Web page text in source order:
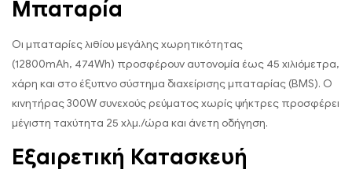
Μπαταρία
Οι μπαταρίες λιθίου μεγάλης χωρητικότητας
(12800mAh, 474Wh) προσφέρουν αυτονομία έως 45 χιλιόμετρα,
χάρη και στο έξυπνο σύστημα διαχείρισης μπαταρίας (BMS). Ο
κινητήρας 300W συνεχούς ρεύματος χωρίς ψήκτρες προσφέρει
μέγιστη ταχύτητα 25 χλμ./ώρα και άνετη οδήγηση.
Εξαιρετική Κατασκευή